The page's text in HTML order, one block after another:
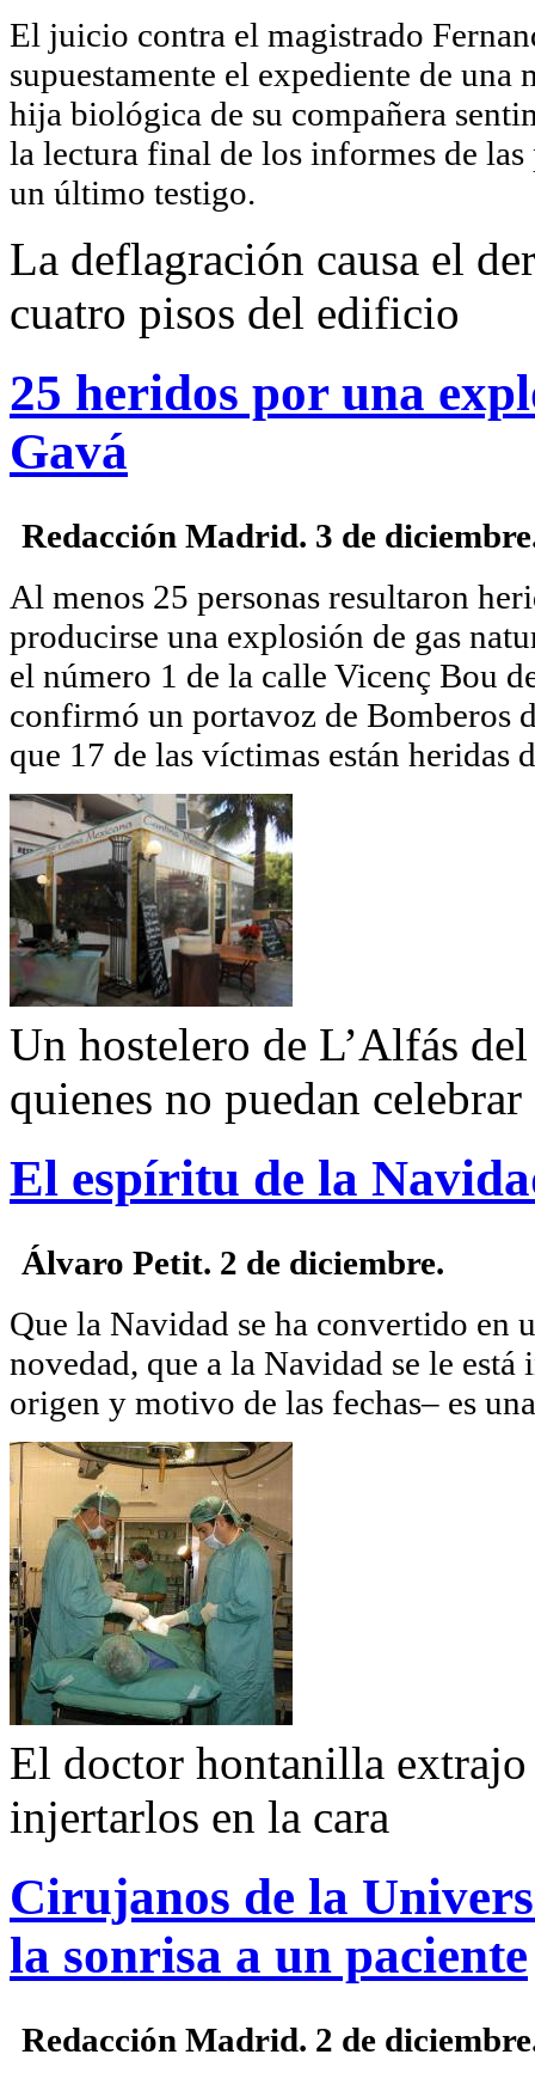
El juicio contra el magistrado
supuestamente el expediente de
hija biológica de su compañera
la lectura final de los informes de las
un último testigo.
La deflagración causa el
cuatro pisos del edificio
25 heridos por una
Gavá
Redacción Madrid. 3 de
Al menos 25 personas resultaron
producirse una explosión de gas
el número 1 de la calle Vicenç Bou
confirmó un portavoz de Bomberos
que 17 de las víctimas están heridas
Un hostelero de L’Alfás
quienes no puedan
El espíritu de la
Álvaro Petit. 2 de diciembre.
Que la Navidad se ha convertido en
novedad, que a la Navidad se le
origen y motivo de las fechas– es
El doctor hontanilla
injertarlos en la cara
Cirujanos de la
la sonrisa a un paciente
Redacción Madrid. 2 de